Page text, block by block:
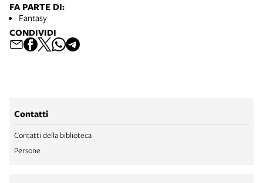
FA PARTE DI:
Fantasy
CONDIVIDI
Contatti
Contatti della biblioteca
Persone